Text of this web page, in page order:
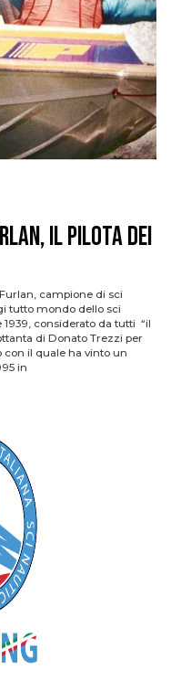
il pilota dei
campione di sci
tutto mondo dello sci
considerato da tutti “il
di Donato Trezzi per
con il quale ha vinto un
in